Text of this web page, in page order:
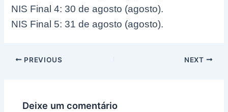
NIS Final 4: 30 de agosto (agosto).
NIS Final 5: 31 de agosto (agosto).
Post
PREVIOUS NEXT
Deixe um comentário